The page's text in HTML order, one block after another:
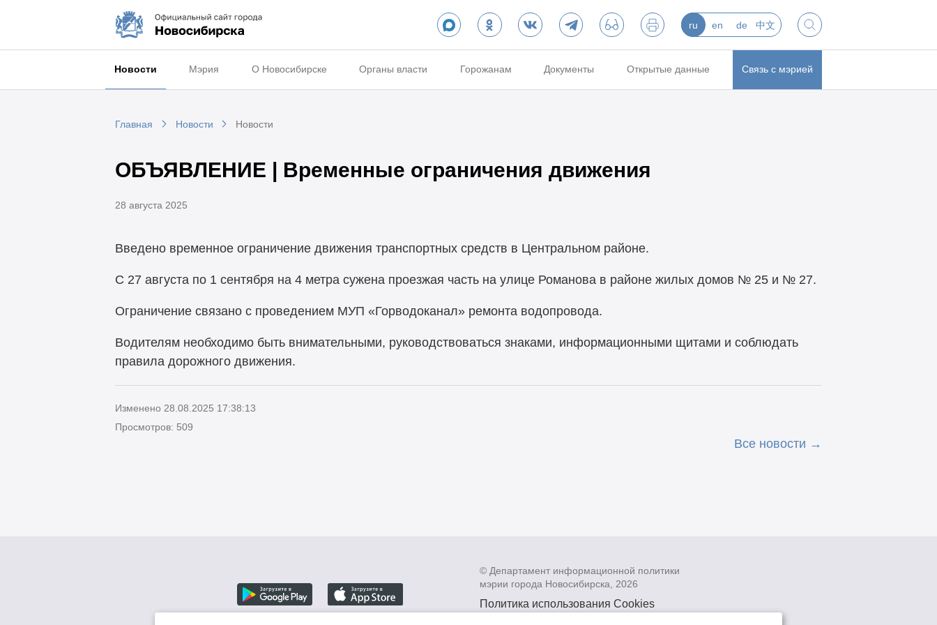
ru en de 中文
Новости Мэрия О Новосибирске Органы власти Горожанам Документы Открытые данные Связь с мэрией
Главная Новости Новости
ОБЪЯВЛЕНИЕ | Временные ограничения движения
28 августа 2025
Введено временное ограничение движения транспортных средств в Центральном районе.
С 27 августа по 1 сентября на 4 метра сужена проезжая часть на улице Романова в районе жилых домов № 25 и № 27.
Ограничение связано с проведением МУП «Горводоканал» ремонта водопровода.
Водителям необходимо быть внимательными, руководствоваться знаками, информационными щитами и соблюдать
правила дорожного движения.
Изменено 28.08.2025 17:38:13
Просмотров: 509
Все новости
© Департамент информационной политики
мэрии города Новосибирска, 2026
Политика использования Cookies